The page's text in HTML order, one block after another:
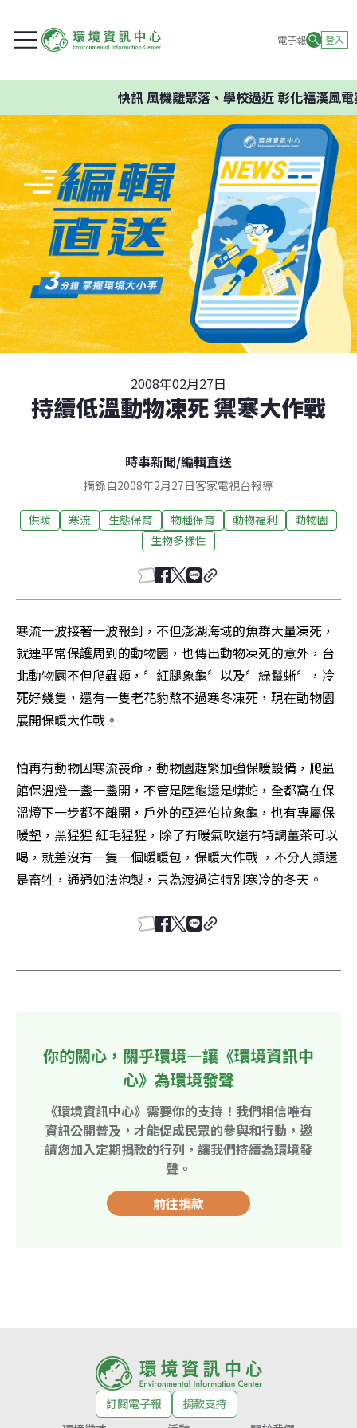
電子報 登入
快訊風機離聚落、學校過近 彰化福漢風電
2008年02月27日
持續低溫動物凍死 禦寒大作戰
時事新聞/編輯直送
摘錄自2008年2月27日客家電視台報導
供暖 寒流 生態保育 物種保育 動物福利
動物園
生物多樣性
寒流一波接著一波報到，不但澎湖海域的魚群大量凍死，
就連平常保護周到的動物園，也傳出動物凍死的意外，台
北動物園不但爬蟲類，〞紅腿象龜〞以及〞綠鬣蜥〞，冷
死好幾隻，還有一隻老花豹熬不過寒冬凍死，現在動物園
展開保暖大作戰。
怕再有動物因寒流喪命，動物園趕緊加強保暖設備，爬蟲
館保溫燈一盞一盞開，不管是陸龜還是蟒蛇，全都窩在保
溫燈下一步都不離開，戶外的亞達伯拉象龜，也有專屬保
暖墊，黑猩猩 紅毛猩猩，除了有暖氣吹還有特調薑茶可以
喝，就差沒有一隻一個暖暖包，保暖大作戰 ，不分人類還
是畜牲，通通如法泡製，只為渡過這特別寒冷的冬天。
你的關心，關乎環境—讓《環境資訊中
心》為環境發聲
《環境資訊中心》需要你的支持！我們相信唯有
資訊公開普及，才能促成民眾的參與和行動，邀
請您加入定期捐款的行列，讓我們持續為環境發
聲。
前往捐款
訂閱電子報
捐款支持